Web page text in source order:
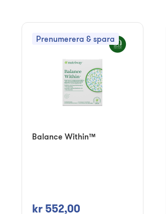
Prenumerera & spara
Balance Within™
kr 552,00